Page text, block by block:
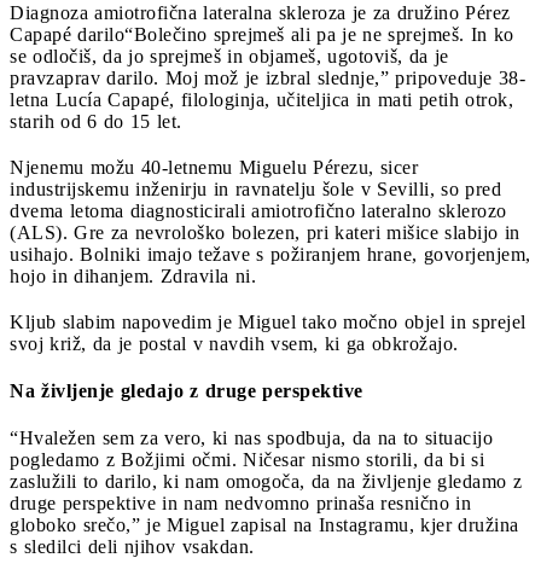
Diagnoza amiotrofična lateralna skleroza je za družino Pérez
Capapé darilo“Bolečino sprejmeš ali pa je ne sprejmeš. In ko
se odločiš, da jo sprejmeš in objameš, ugotoviš, da je
pravzaprav darilo. Moj mož je izbral slednje,” pripoveduje 38-
letna Lucía Capapé, filologinja, učiteljica in mati petih otrok,
starih od 6 do 15 let.
Njenemu možu 40-letnemu Miguelu Pérezu, sicer
industrijskemu inženirju in ravnatelju šole v Sevilli, so pred
dvema letoma diagnosticirali amiotrofično lateralno sklerozo
(ALS). Gre za nevrološko bolezen, pri kateri mišice slabijo in
usihajo. Bolniki imajo težave s požiranjem hrane, govorjenjem,
hojo in dihanjem. Zdravila ni.
Kljub slabim napovedim je Miguel tako močno objel in sprejel
svoj križ, da je postal v navdih vsem, ki ga obkrožajo.
Na življenje gledajo z druge perspektive
“Hvaležen sem za vero, ki nas spodbuja, da na to situacijo
pogledamo z Božjimi očmi. Ničesar nismo storili, da bi si
zaslužili to darilo, ki nam omogoča, da na življenje gledamo z
druge perspektive in nam nedvomno prinaša resnično in
globoko srečo,” je Miguel zapisal na Instagramu, kjer družina
s sledilci deli njihov vsakdan.